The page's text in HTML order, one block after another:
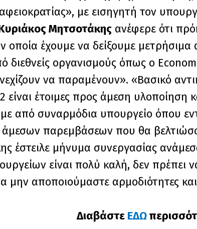
με εισηγητή τον
Μητσοτάκης ανέφερε ότι
οποία έχουμε να δείξουμε
διεθνείς οργανισμούς όπως ο
να παραμένουν». «Βασικό
είναι έτοιμες προς άμεση
από συναρμόδια υπουργείο όπου
άμεσων παρεμβάσεων που θα
έστειλε μήνυμα συνεργασίας
είναι πολύ καλή, δεν
μην αποποιούμαστε αρμοδιότητες
Διαβάστε ΕΔΩ